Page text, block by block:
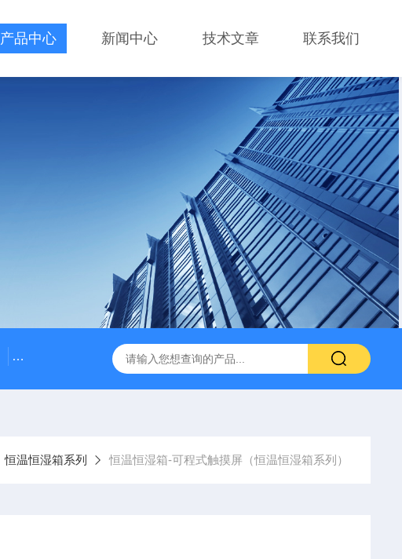
产品中心 新闻中心 技术文章 联系我们
MB系列 FED卓然系列 FEUS卓然系列 MFB系列 ICM-
恒温恒湿箱系列 恒温恒湿箱-可程式触摸屏（恒温恒湿箱系列）